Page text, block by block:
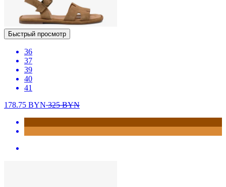
Быстрый просмотр
36
37
39
40
41
178.75 BYN325BYN